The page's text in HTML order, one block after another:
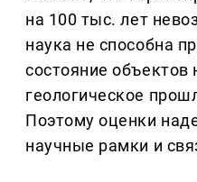
на 100 тыс. лет
наука не способна
состояние объектов
геологическое
Поэтому оценки
научные рамки и